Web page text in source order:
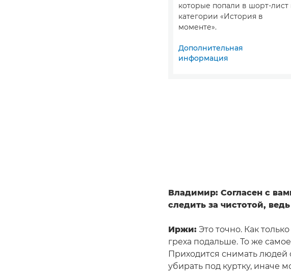
которые попали в шорт-лист
категории «История в
моменте».
Дополнительная
информация
Владимир: Согласен с
следить за чистотой,
Иржи: Это точно. Как
греха подальше. То же
Приходится снимать
убирать под куртку, иначе